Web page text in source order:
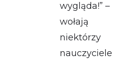
wygląda!” –
wołają
niektórzy
nauczyciele